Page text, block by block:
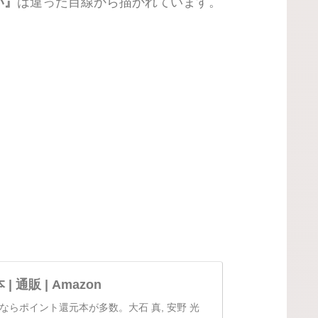
| 通販 | Amazon
らポイント還元本が多数。大石 真, 安野 光